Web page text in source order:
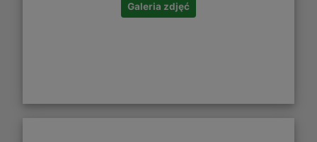
Galeria zdjęć